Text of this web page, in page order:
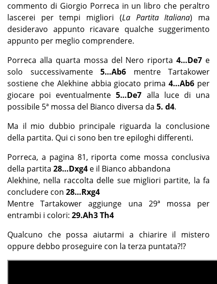
commento di Giorgio Porreca in un libro che peraltro
lascerei per tempi migliori (La Partita Italiana) ma
desideravo appunto ricavare qualche suggerimento
appunto per meglio comprendere.
Porreca alla quarta mossa del Nero riporta4…De7 e
solo successivamente 5…Ab6 mentre Tartakower
sostiene che Alekhine abbia giocato prima4…Ab6 per
giocare poi eventualmente5…De7 alla luce di una
possibile 5ª mossa del Bianco diversa da 5. d4.
Ma il mio dubbio principale riguarda la conclusione
della partita. Qui ci sono ben tre epiloghi differenti.
Porreca, a pagina 81, riporta come mossa conclusiva
della partita 28…Dxg4 e il Bianco abbandona
Alekhine, nella raccolta delle sue migliori partite, la fa
concludere con 28…Rxg4
Mentre Tartakower aggiunge una 29ª mossa per
entrambi i colori: 29.Ah3 Th4
Qualcuno che possa aiutarmi a chiarire il mistero
oppure debbo proseguire con la terza puntata?!?